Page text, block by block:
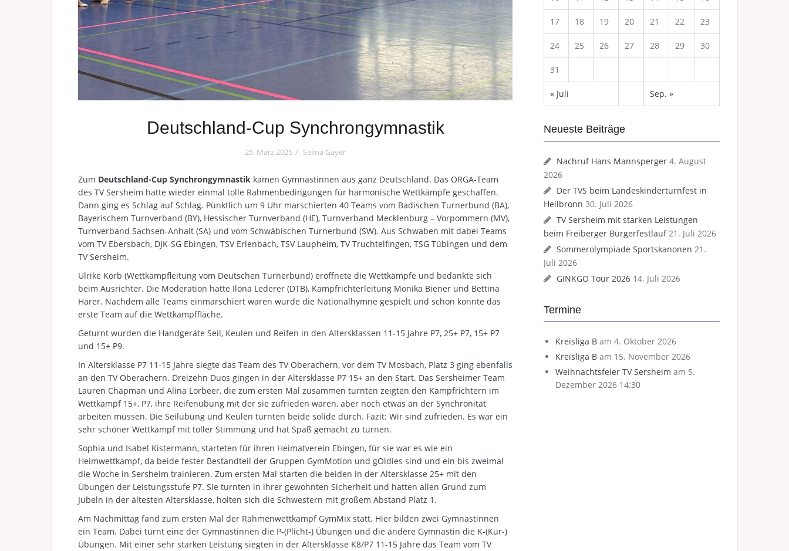
Deutschland-Cup Synchrongymnastik
25. März 2025 Selina Gayer
Zum Deutschland-Cup Synchrongymnastik kamen Gymnastinnen aus ganz Deutschland. Das ORGA-Team
des TV Sersheim hatte wieder einmal tolle Rahmenbedingungen für harmonische Wettkämpfe geschaffen.
Dann ging es Schlag auf Schlag. Pünktlich um 9 Uhr marschierten 40 Teams vom Badischen Turnerbund (BA),
Bayerischem Turnverband (BY), Hessischer Turnverband (HE), Turnverband Mecklenburg – Vorpommern (MV),
Turnverband Sachsen-Anhalt (SA) und vom Schwäbischen Turnerbund (SW). Aus Schwaben mit dabei Teams
vom TV Ebersbach, DJK-SG Ebingen, TSV Erlenbach, TSV Laupheim, TV Truchtelfingen, TSG Tübingen und dem
TV Sersheim.
Ulrike Korb (Wettkampfleitung vom Deutschen Turnerbund) eröffnete die Wettkämpfe und bedankte sich
beim Ausrichter. Die Moderation hatte Ilona Lederer (DTB), Kampfrichterleitung Monika Biener und Bettina
Härer. Nachdem alle Teams einmarschiert waren wurde die Nationalhymne gespielt und schon konnte das
erste Team auf die Wettkampffläche.
Geturnt wurden die Handgeräte Seil, Keulen und Reifen in den Altersklassen 11-15 Jahre P7, 25+ P7, 15+ P7
und 15+ P9.
In Altersklasse P7 11-15 Jahre siegte das Team des TV Oberachern, vor dem TV Mosbach, Platz 3 ging ebenfalls
an den TV Oberachern. Dreizehn Duos gingen in der Altersklasse P7 15+ an den Start. Das Sersheimer Team
Lauren Chapman und Alina Lorbeer, die zum ersten Mal zusammen turnten zeigten den Kampfrichtern im
Wettkampf 15+, P7, ihre Reifenübung mit der sie zufrieden waren, aber noch etwas an der Synchronität
arbeiten müssen. Die Seilübung und Keulen turnten beide solide durch. Fazit: Wir sind zufrieden. Es war ein
sehr schöner Wettkampf mit toller Stimmung und hat Spaß gemacht zu turnen.
Sophia und Isabel Kistermann, starteten für ihren Heimatverein Ebingen, für sie war es wie ein
Heimwettkampf, da beide fester Bestandteil der Gruppen GymMotion und gOldies sind und ein bis zweimal
die Woche in Sersheim trainieren. Zum ersten Mal starten die beiden in der Altersklasse 25+ mit den
Übungen der Leistungsstufe P7. Sie turnten in ihrer gewohnten Sicherheit und hatten allen Grund zum
Jubeln in der ältesten Altersklasse, holten sich die Schwestern mit großem Abstand Platz 1.
Am Nachmittag fand zum ersten Mal der Rahmenwettkampf GymMix statt. Hier bilden zwei Gymnastinnen
ein Team. Dabei turnt eine der Gymnastinnen die P-(Plicht-) Übungen und die andere Gymnastin die K-(Kür-)
Übungen. Mit einer sehr starken Leistung siegten in der Altersklasse K8/P7 11-15 Jahre das Team vom TV
17 18 19 20 21 22 23
24 25 26 27 28 29 30
31
« Juli Sep. »
Neueste Beiträge
Nachruf Hans Mannsperger 4. August
2026
Der TVS beim Landeskinderturnfest in
Heilbronn 30. Juli 2026
TV Sersheim mit starken Leistungen
beim Freiberger Bürgerfestlauf 21. Juli 2026
Sommerolympiade Sportskanonen 21.
Juli 2026
GINKGO Tour 2026 14. Juli 2026
Termine
Kreisliga B am 4. Oktober 2026
Kreisliga B am 15. November 2026
Weihnachtsfeier TV Sersheim am 5.
Dezember 2026 14:30